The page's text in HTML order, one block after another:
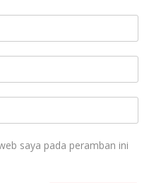
saya pada peramban ini